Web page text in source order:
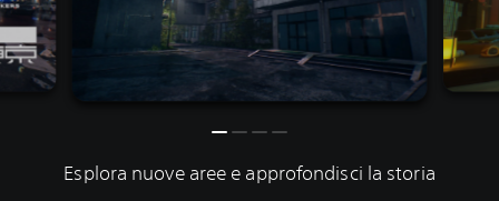
Esplora nuove aree e approfondisci la storia